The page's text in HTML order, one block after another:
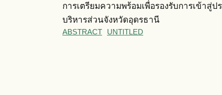
การเตรียมความพร้อมเพื่อรองรับการเข้าสู่
บริหารส่วนจังหวัดอุดรธานี
ABSTRACT UNTITLED